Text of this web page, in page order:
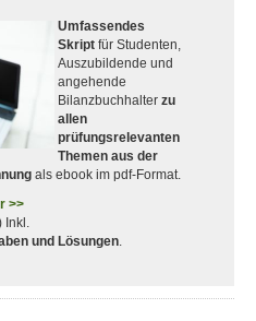
Umfassendes
Skript für Studenten,
Auszubildende und
angehende
Bilanzbuchhalter zu
allen
prüfungsrelevanten
Themen aus der
als ebook im pdf-Format.
>>
Inkl.
und Lösungen.